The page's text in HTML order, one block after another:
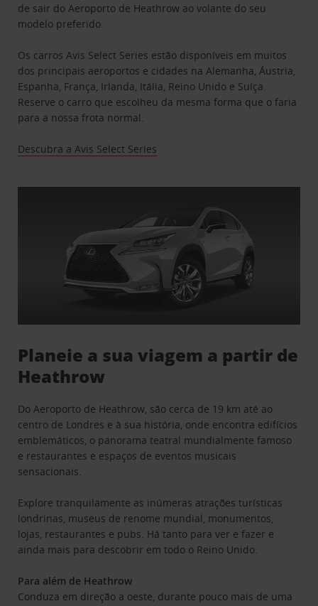
de sair do Aeroporto de Heathrow ao volante do seu
modelo preferido.
Os carros Avis Select Series estão disponíveis em muitos
dos principais aeroportos e cidades na Alemanha, Áustria,
Espanha, França, Irlanda, Itália, Reino Unido e Suíça.
Reserve o carro que escolheu da mesma forma que o faria
para a nossa frota normal.
Descubra a Avis Select Series
Planeie a sua viagem a partir de
Heathrow
Do Aeroporto de Heathrow, são cerca de 19 km até ao
centro de Londres e à sua história, onde encontra edifícios
emblemáticos, o panorama teatral mundialmente famoso
e restaurantes e espaços de eventos musicais
sensacionais.
Explore tranquilamente as inúmeras atrações turísticas
londrinas, museus de renome mundial, monumentos,
lojas, restaurantes e pubs. Há tanto para ver e fazer e
ainda mais para descobrir em todo o Reino Unido.
Para além de Heathrow
Conduza em direção a oeste, durante pouco mais de uma